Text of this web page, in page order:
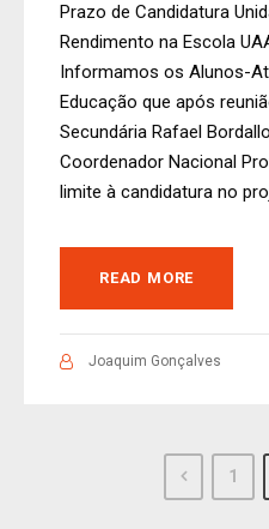
Prazo de Candidatura
Rendimento na Escola
Informamos os Alunos-
Educação que após
Secundária Rafael
Coordenador Nacional
limite à candidatura no
READ MORE
Joaquim Gonçalves
1